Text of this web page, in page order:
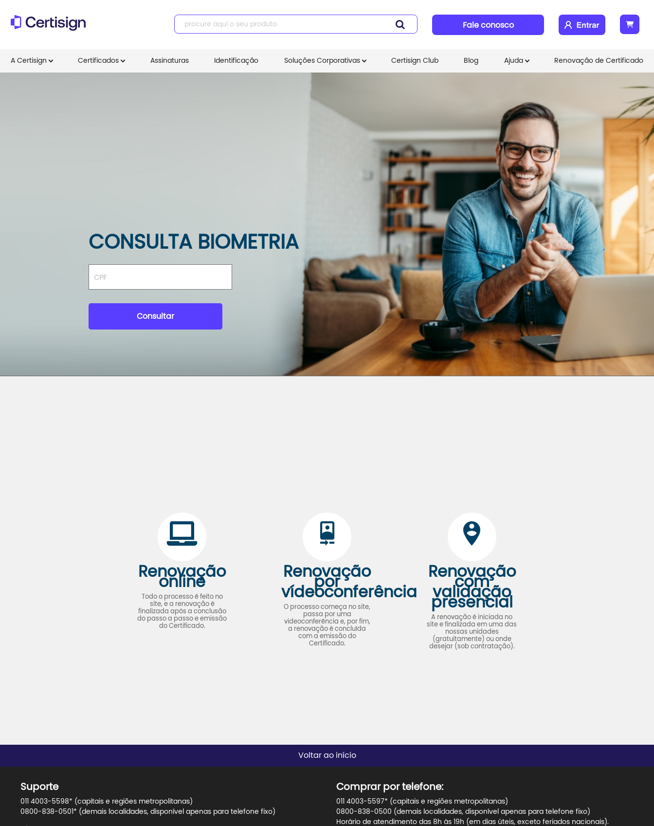
Fale conosco
A Certisign Certificados Assinaturas Identificação Soluções Corporativas Certisign Club Blog Ajuda Renovação de Certificado
CONSULTA BIOMETRIA
Consultar
Renovação
online
Todo o processo é feito no
site, e a renovação é
finalizada após a conclusão
do passo a passo e emissão
do Certificado.
Renovação
por
vídeoconferência
O processo começa no site,
passa por uma
videoconferência e, por fim,
a renovação é concluída
com a emissão do
Certificado.
Renovação
com
validação
presencial
A renovação é iniciada no
site e finalizada em uma das
nossas unidades
(gratuitamente) ou onde
desejar (sob contratação).
Voltar ao início
Suporte
011 4003-5598* (capitais e regiões metropolitanas)
0800-838-0501* (demais localidades, disponível apenas para telefone fixo)
Comprar por telefone:
011 4003-5597* (capitais e regiões metropolitanas)
0800-838-0500 (demais localidades, disponível apenas para telefone fixo)
Horário de atendimento das 8h às 19h (em dias úteis, exceto feriados nacionais).